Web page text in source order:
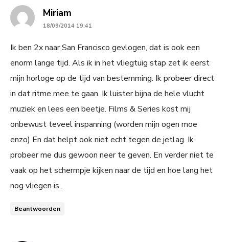
Miriam
18/09/2014 19:41
Ik ben 2x naar San Francisco gevlogen, dat is ook een
enorm lange tijd. Als ik in het vliegtuig stap zet ik eerst
mijn horloge op de tijd van bestemming. Ik probeer direct
in dat ritme mee te gaan. Ik luister bijna de hele vlucht
muziek en lees een beetje. Films & Series kost mij
onbewust teveel inspanning (worden mijn ogen moe
enzo) En dat helpt ook niet echt tegen de jetlag. Ik
probeer me dus gewoon neer te geven. En verder niet te
vaak op het schermpje kijken naar de tijd en hoe lang het
nog vliegen is..
Beantwoorden